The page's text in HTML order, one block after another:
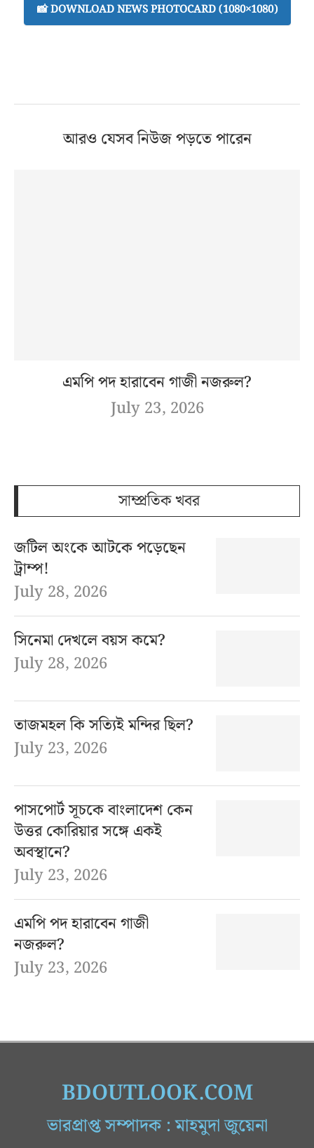
📸 DOWNLOAD NEWS PHOTOCARD (1080×1080)
আরও যেসব নিউজ পড়তে পারেন
এমপি পদ হারাবেন গাজী নজরুল?
July 23, 2026
সাম্প্রতিক খবর
জটিল অংকে আটকে পড়েছেন
ট্রাম্প!
July 28, 2026
সিনেমা দেখলে বয়স কমে?
July 28, 2026
তাজমহল কি সত্যিই মন্দির ছিল?
July 23, 2026
পাসপোর্ট সূচকে বাংলাদেশ কেন
উত্তর কোরিয়ার সঙ্গে একই
অবস্থানে?
July 23, 2026
এমপি পদ হারাবেন গাজী
নজরুল?
July 23, 2026
BDOUTLOOK.COM
ভারপ্রাপ্ত সম্পাদক : মাহমুদা জুয়েনা